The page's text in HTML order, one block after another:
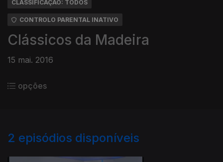
CLASSIFICAÇÃO: TODOS
CONTROLO PARENTAL INATIVO
Clássicos da Madeira
15 mai. 2016
opções
2 episódios disponíveis